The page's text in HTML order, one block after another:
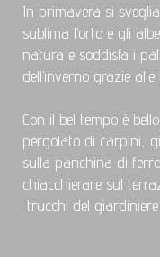
In primavera si
sublima l’orto e gli
natura e soddisfa i
dell’inverno grazie
Con il bel tempo è
pergolato di carpini,
sulla panchina di
chiacchierare sul
trucchi del giardiniere